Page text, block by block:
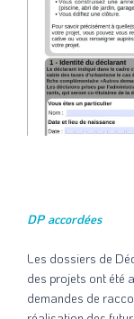
DP accordées
Les dossiers de
des projets ont été
demandes de